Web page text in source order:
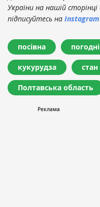
України на нашій сторінці
підписуйтесь на
посівна
кукурудза стан
Полтавська область